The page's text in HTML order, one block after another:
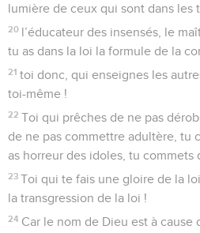
lumière de ceux qui sont dans les
20 l’éducateur des insensés, le
tu as dans la loi la formule de la
21 toi donc, qui enseignes les
toi-même !
22 Toi qui prêches de ne pas
de ne pas commettre adultère, tu
as horreur des idoles, tu commets
23 Toi qui te fais une gloire de la
la transgression de la loi !
24 Car le nom de Dieu est à cause